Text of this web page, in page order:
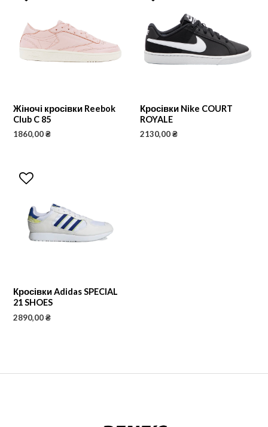
Жіночі кросівки Reebok
Club C 85
1860,00₴
Кросівки Nike COURT
ROYALE
2130,00₴
Кросівки Adidas SPECIAL
21 SHOES
2890,00₴